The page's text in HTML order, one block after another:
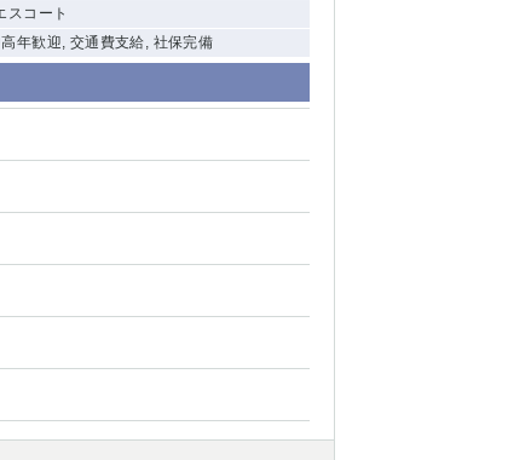
スコート
年歓迎, 交通費支給, 社保完備